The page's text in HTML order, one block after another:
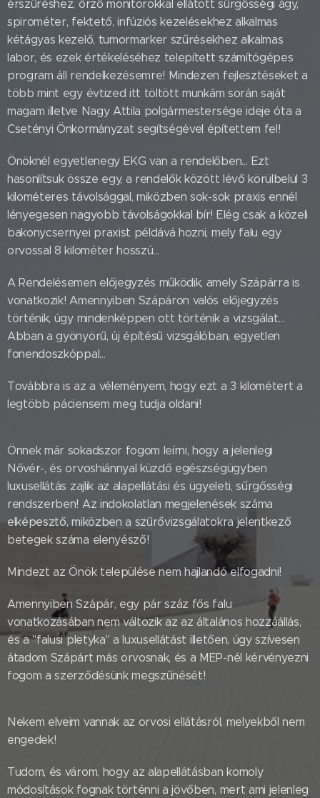
érszűréshez, őrző monitorokkal ellátott sűrgősségi ágy,
spirométer, fektető, infúziós kezelésekhez alkalmas
kétágyas kezelő, tumormarker szűrésekhez alkalmas
labor, és ezek értékeléséhez telepített számítógépes
program áll rendelkezésemre! Mindezen fejlesztéseket a
több mint egy évtized itt töltött munkám során saját
magam illetve Nagy Attila polgármestersége ideje óta a
Csetényi Önkormányzat segítségével építettem fel!
Önöknél egyetlenegy EKG van a rendelőben… Ezt
hasonlítsuk össze egy, a rendelők között lévő körülbelül 3
kilométeres távolsággal, miközben sok-sok praxis ennél
lényegesen nagyobb távolságokkal bír! Elég csak a közeli
bakonycsernyei praxist példává hozni, mely falu egy
orvossal 8 kilométer hosszú…
A Rendelésemen előjegyzés működik, amely Szápárra is
vonatkozik! Amennyiben Szápáron valós előjegyzés
történik, úgy mindenképpen ott történik a vizsgálat…
Abban a gyönyörű, új építésű vizsgálóban, egyetlen
fonendoszkóppal…
Továbbra is az a véleményem, hogy ezt a 3 kilométert a
legtöbb páciensem meg tudja oldani!
Önnek már sokadszor fogom leírni, hogy a jelenlegi
Nővér-, és orvoshiánnyal küzdő egészségügyben
luxusellátás zajlik az alapellátási és ügyeleti, sűrgősségi
rendszerben! Az indokolatlan megjelenések száma
elképesztő, miközben a szűrővizsgálatokra jelentkező
betegek száma elenyésző!
Mindezt az Önök települése nem hajlandó elfogadni!
Amennyiben Szápár, egy pár száz fős falu
vonatkozásában nem változik az az általános hozzáállás,
és a "falusi pletyka" a luxusellátást illetően, úgy szívesen
átadom Szápárt más orvosnak, és a MEP-nél kérvényezni
fogom a szerződésünk megszűnését!
Nekem elveim vannak az orvosi ellátásról, melyekből nem
engedek!
Tudom, és várom, hogy az alapellátásban komoly
módosítások fognak történni a jövőben, mert ami jelenleg